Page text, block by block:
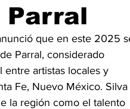
Parral
que en este 2025
Parral, considerado
artistas locales y
Fe, Nuevo México. Silva
la región como el talento